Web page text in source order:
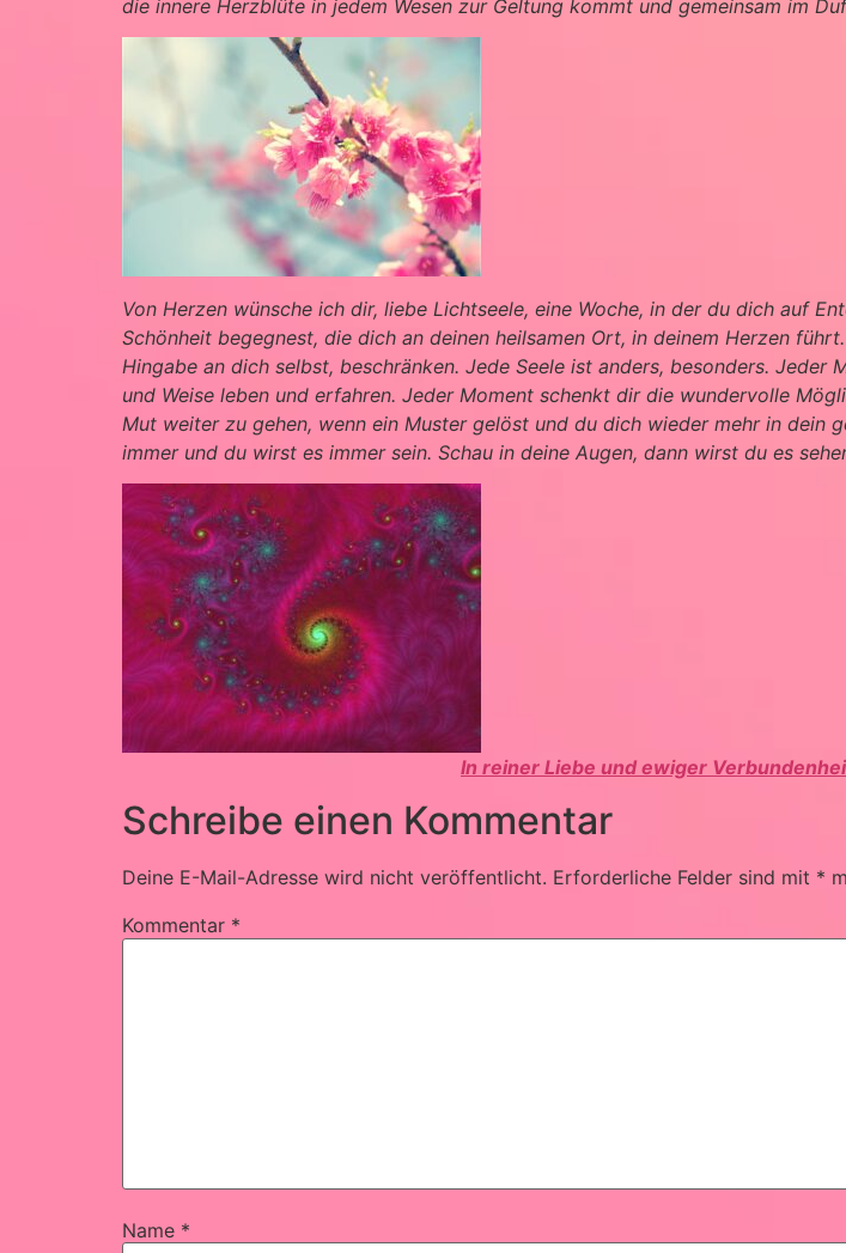
die innere Herzblüte in jedem Wesen zur Geltung kommt und gemeinsam im
Von Herzen wünsche ich dir, liebe Lichtseele, eine Woche, in der du dich auf
Schönheit begegnest, die dich an deinen heilsamen Ort, in deinem Herzen
Hingabe an dich selbst, beschränken. Jede Seele ist anders, besonders.
und Weise leben und erfahren. Jeder Moment schenkt dir die wundervolle
Mut weiter zu gehen, wenn ein Muster gelöst und du dich wieder mehr in dein
immer und du wirst es immer sein. Schau in deine Augen, dann wirst du es
In reiner Liebe und ewiger
Schreibe einen Kommentar
Deine E-Mail-Adresse wird nicht veröffentlicht. Erforderliche Felder sind mit *
Kommentar *
Name *